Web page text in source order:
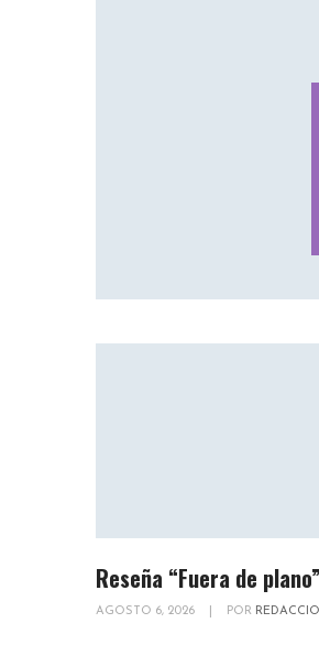
Reseña “Fuera de plano”
AGOSTO 6, 2026 POR